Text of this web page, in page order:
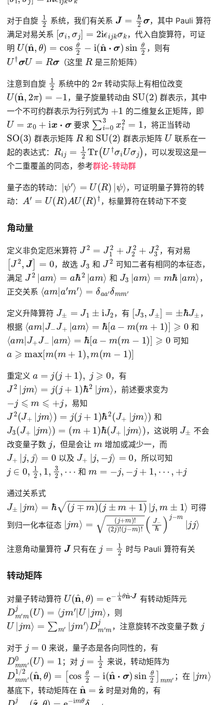
对于自旋 12 系统，我们有关系 J= 2σ
，其中 Pauli 算符
满足对易关系 [ ]= iϵi
，代入自旋算符，可证
明 U(n θ) cos 2− n^⋅ σ)sin θ ，则有
U† σU = Rσ （这里 R 是三阶矩阵）
注意到自旋 12 系统中的 2 转动实际上有相位改变
U(n ,2 π) =− 1 ，量子旋量转动由 SU(2)群表示，其中
一个不可约群表示为行列式为 + 1 的二维复幺正矩阵，即
U= 0 + x⋅σ 要求 ∑i= 3 xi2 1 ，将正当转动
SO (3 )群表示矩阵 R 和 SU(2 )群表示矩阵 U 联系在一
起的表达式： Rij=1 Tr(U†σi U σj)
，可以发现这是一
个二重覆盖的同态，参考群论-转动群
量子态的转动： | ψ′⟩ U(R)|ψ⟩
，可证明量子算符的转
动：
A′=U(R)AU (R)† ，标量算符在转动下不变
角动量
定义非负定厄米算符 J2 12+ 22+ 32，有对易
[J2 J]= 0 ，故选 J3 和 J2 可知二者有相同的本征态，
满足 J2 |a ⟩ a ℏ2|am⟩ 和 J3| m⟩=m ℏ|am⟩
，
正交关系 ⟨ m | ′ ′⟩
= a a δ mm ′
定义升降算符 J± 1± J 2 ，有 [ J3 J ± ℏJ ± ，
根据 ⟨ a m | J− J+ | ⟩ [a− m( m +1 ⩾0 和
⟨am |J+ J− | m ⟩= [a ( − ⩾ 0 可知
a ⩾ max m m 1 m m −
重定义 + 1 j⩾ ，有
J2|j m ⟩= j+1) ℏ 2|jm⟩ ，前述要求变为
⩽m ⩽+ ，易知
J2( J+ |j m ⟩)=j ( +1) ℏ 2( J+|j m ) 和
J3(J + |jm ⟩)= m+1 ℏ ( J+ | m ⟩ ，这说明 J±
不会
改变量子数 j ，但是会让 m 增加或减少一，而
J+ |j , ⟩=0 以及 J+|j , ⟩=0 ，所以可知
∈ 0,12 ,3 2, ⋯ 和 m= −j, − ,⋯,+
通过关系式
J± |j m ⟩= j∓ m)(j±m+1)|j,m±1⟩
可得
到归一化本征态 | m ⟩ m)!(2j)!(j−m)
( J ℏ m|jj⟩
注意角动量算符 J 只有在 = 时与 Pauli 算符有关
转动矩阵
对量子转动算符 U(n θ) ℏ θn ^ J
有转动矩阵元
Dm mj(U) = ⟨j m |U|j m ，则
U|jm⟩= ∑ m′|jm ′⟩D m′mj ，注意旋转不改变量子数
对于 = 来说，量子态是各向同性的，有
Dm m ′0(U =1；对 j= 2 来说，转动矩阵为
Dmm ′1/ 2(n )
[cosθ2− i(n σ sin θ ]mm ；在 | m ⟩
基底下，转动矩阵在 n^ z^ 时是对角的，有
Dmm ′j( z ^,θ)= e −imθ m′